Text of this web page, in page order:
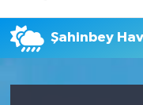
Şahinbey